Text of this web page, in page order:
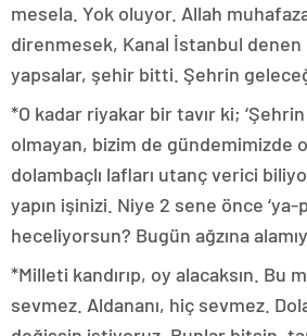
mesela. Yok oluyor. Allah
direnmesek, Kanal İstanbul denen
yapsalar, şehir bitti. Şehrin
*O kadar riyakar bir tavır ki;
olmayan, bizim de gündemimizde
dolambaçlı lafları utanç verici
yapın işinizi. Niye 2 sene önce ‘ya-
heceliyorsun? Bugün ağzına
*Milleti kandırıp, oy alacaksın. Bu
sevmez. Aldananı, hiç sevmez.